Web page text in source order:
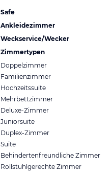
Safe
Ankleidezimmer
Weckservice/Wecker
Zimmertypen
Doppelzimmer
Familienzimmer
Hochzeitssuite
Mehrbettzimmer
Deluxe-Zimmer
Juniorsuite
Duplex-Zimmer
Suite
Behindertenfreundliche Zimmer
Rollstuhlgerechte Zimmer